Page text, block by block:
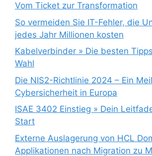
Vom Ticket zur Transformation
So vermeiden Sie IT-Fehler, die
jedes Jahr Millionen kosten
Kabelverbinder » Die besten
Wahl
Die NIS2-Richtlinie 2024 – Ein
Cybersicherheit in Europa
ISAE 3402 Einstieg » Dein
Start
Externe Auslagerung von HCL
Applikationen nach Migration zu